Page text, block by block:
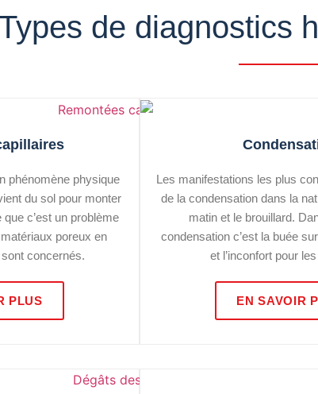
Types de diagnostics
phénomène physique
du sol pour monter
c’est un problème
poreux en
concernés.
PLUS
Les manifestations les plus
de la condensation dans la
matin et le brouillard.
condensation c’est la buée
et l’inconfort pour
EN SAVOIR